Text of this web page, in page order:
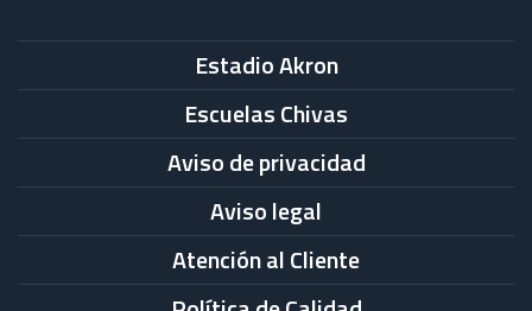
Estadio Akron
Escuelas Chivas
Aviso de privacidad
Aviso legal
Atención al Cliente